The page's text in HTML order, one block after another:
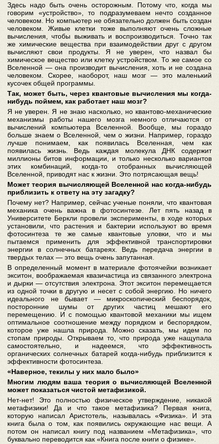
Здесь надо быть очень осторожным. Потому что, когда мы
говорим «устройство», то подразумеваем нечто созданное
человеком. Но компьютер не обязательно должен быть создан
человеком. Живые клетки тоже выполняют очень сложные
вычисления, чтобы выживать и воспроизводиться. Точно так
же химические вещества при взаимодействии друг с другом
вычисляют свои продукты. Я не уверен, что назвал бы
химическое вещество или клетку устройством. То же самое со
Вселенной — она производит вычисления, хоть и не создана
человеком. Скорее, наоборот, наш мозг — это маленький
кусочек общей программы.
Так, может быть, через квантовые вычисления мы когда-
нибудь поймем, как работает наш мозг?
Я не уверен. Я не знаю насколько, но квантово-механические
механизмы работы нашего мозга немного отличаются от
вычислений компьютера Вселенной. Вообще, мы гораздо
больше знаем о Вселенной, чем о жизни. Например, гораздо
лучше понимаем, как появилась Вселенная, чем как
появилась жизнь. Ведь каждая молекула ДНК содержит
миллионы битов информации, и только несколько вариантов
этих комбинаций, когда-то отобранных вычисляющей
Вселенной, приводят нас к жизни. Это потрясающая вещь!
Может теория вычисляющей Вселенной нас когда-нибудь
приблизить к ответу на эту загадку?
Почему нет? Например, сейчас ученые поняли, что квантовая
механика очень важна в фотосинтезе. Лет пять назад в
Университете Беркли провели эксперименты, в ходе которых
установили, что растения и бактерии используют во время
фотосинтеза те же самые квантовые уловки, что и мы
пытаемся применить для эффективной транспортировки
энергии в солнечных батареях. Ведь передача энергии в
твердых телах — это вещь очень запутанная.
В определенный момент в материале фотоячейки возникает
экситон, воображаемая квазичастица из связанного электрона
и дырки — отсутствия электрона. Этот экситон перемещается
из одной точки в другую и несет с собой энергию. Но ничего
идеального не бывает — микроскопический беспорядок,
посторонние шумы от других частиц мешают его
перемещению. И с помощью квантовой механики мы ищем
оптимальное соотношение между порядком и беспорядком,
которое уже нашла природа. Можно сказать, мы идем по
стопам природы. Открываем то, что природа уже нащупала
самостоятельно, и надеемся, что эффективность
органических солнечных батарей когда-нибудь приблизится к
эффективности фотосинтеза.
«Наверное, текилы у них мало было»
Многим людям ваша теория о вычисляющей Вселенной
может показаться чистой метафизикой.
Нет-нет! Это полностью физическое утверждение, никакой
метафизики! Да и что такое метафизика? Первая книга,
которую написал Аристотель, называлась «Физика». И эта
книга была о том, как появились окружающие нас вещи. А
потом он написал книгу под названием «Метафизика», что
буквально переводится как «Книга после книги о физике».